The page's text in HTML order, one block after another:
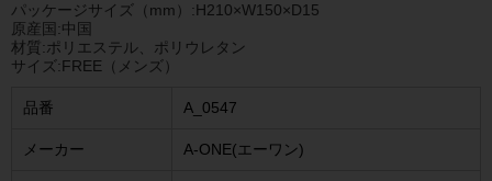
パッケージサイズ（mm）:H210×W150×D15
原産国:中国
材質:ポリエステル、ポリウレタン
サイズ:FREE（メンズ）
品番 A_0547
メーカー A-ONE(エーワン)